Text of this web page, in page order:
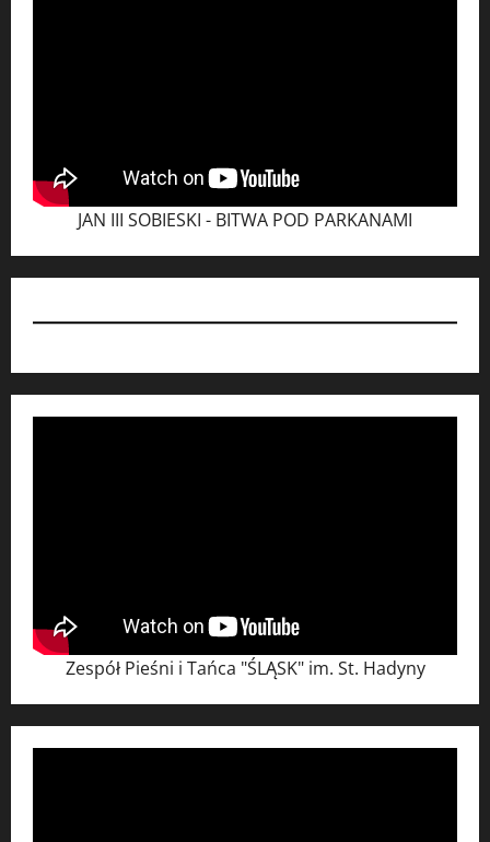
JAN III SOBIESKI - BITWA POD PARKANAMI
Zespół Pieśni i Tańca "ŚLĄSK" im. St. Hadyny